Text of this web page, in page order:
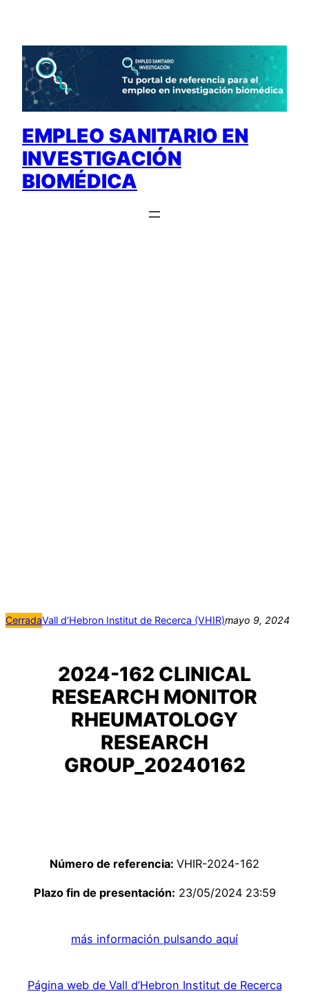
contenido
EMPLEO SANITARIO EN
INVESTIGACIÓN
BIOMÉDICA
CerradaVall d’Hebron Institut de Recerca (VHIR)mayo 9, 2024
2024-162 CLINICAL
RESEARCH MONITOR
RHEUMATOLOGY
RESEARCH
GROUP_20240162
Número de referencia: VHIR-2024-162
Plazo fin de presentación: 23/05/2024 23:59
más información pulsando aquí
Página web de Vall d’Hebron Institut de Recerca